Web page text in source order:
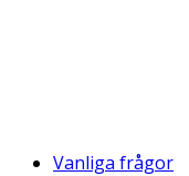
Vanliga frågor